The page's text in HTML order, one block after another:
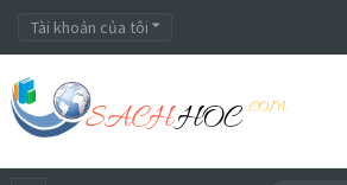
Tài khoản của tôi